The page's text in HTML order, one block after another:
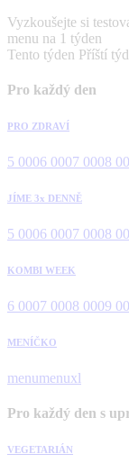
Vyzkoušejte si
menu na 1 týden
Tento týden Příští
Pro každý den
PRO ZDRAVÍ
5 0006 0007 0008
JÍME 3x DENNĚ
5 0006 0007 0008
KOMBI WEEK
6 0007 0008 0009
MENÍČKO
menumenuxl
Pro každý den s
VEGETARIÁN